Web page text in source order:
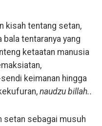
kisah tentang setan,
tentaranya yang
ketaatan manusia
keimanan hingga
naudzu billah..
setan sebagai musuh